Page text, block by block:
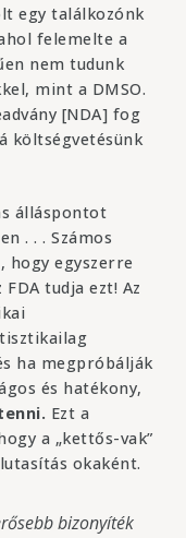
egy találkozónk
felemelte a
nem tudunk
mint a DMSO.
[NDA] fog
költségvetésünk
álláspontot
. . . Számos
egyszerre
tudja ezt! Az
ha megpróbálják
és hatékony,
Ezt a
a „kettős-vak”
okaként.
bizonyíték